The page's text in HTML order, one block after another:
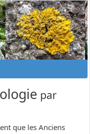
par
que les Anciens